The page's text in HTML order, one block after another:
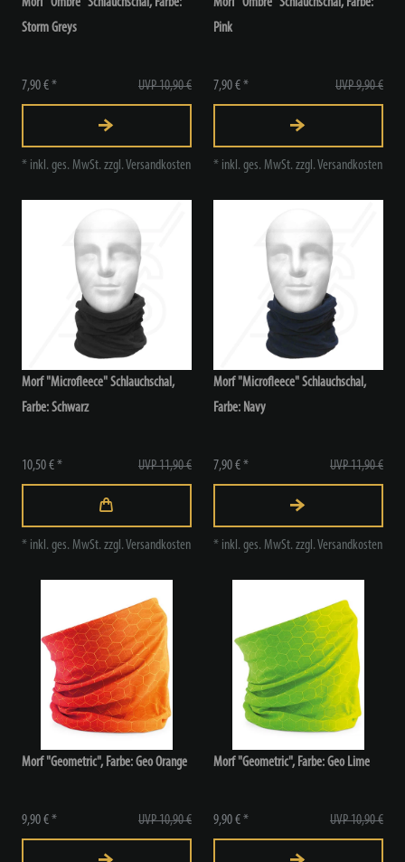
Storm Greys
UVP 10,90 €
7,90 € *
* inkl. ges. MwSt. zzgl.Versandkosten
Pink
UVP 9,90 €
7,90 € *
* inkl. ges. MwSt. zzgl.Versandkosten
Morf "Microfleece" Schlauchschal,
Farbe: Schwarz
UVP 11,90 €
10,50 € *
* inkl. ges. MwSt. zzgl.Versandkosten
Morf "Microfleece" Schlauchschal,
Farbe: Navy
UVP 11,90 €
7,90 € *
* inkl. ges. MwSt. zzgl.Versandkosten
Morf "Geometric", Farbe: Geo Orange
UVP 10,90 €
9,90 € *
Morf "Geometric", Farbe: Geo Lime
UVP 10,90 €
9,90 € *